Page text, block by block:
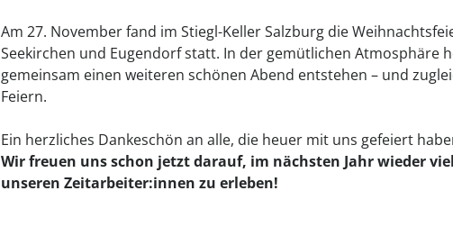
Am 27. November fand im Stiegl-Keller Salzburg die
Seekirchen und Eugendorf statt. In der gemütlichen Atmosphäre
gemeinsam einen weiteren schönen Abend entstehen – und
Feiern.
Ein herzliches Dankeschön an alle, die heuer mit uns gefeiert
Wir freuen uns schon jetzt darauf, im nächsten Jahr wieder
unseren Zeitarbeiter:innen zu erleben!